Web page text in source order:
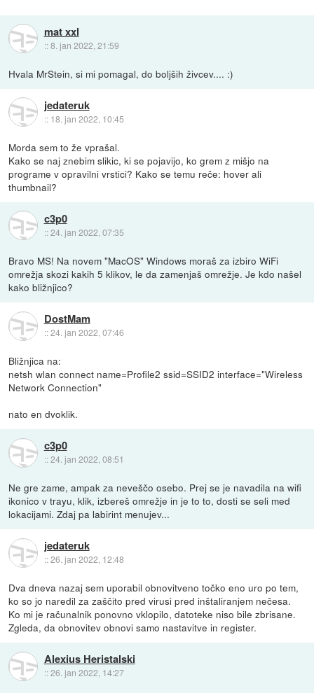
mat xxl
::8. jan 2022, 21:59
Hvala MrStein, si mi pomagal, do boljših živcev.... :)
jedateruk
:: 18. jan 2022, 10:45
Morda sem to že vprašal.
Kako se naj znebim slikic, ki se pojavijo, ko grem z mišjo na
programe v opravilni vrstici? Kako se temu reče: hover ali
thumbnail?
c3p0
::24. jan 2022, 07:35
Bravo MS! Na novem "MacOS" Windows moraš za izbiro WiFi
omrežja skozi kakih 5 klikov, le da zamenjaš omrežje. Je kdo našel
kako bližnjico?
DostMam
::24. jan 2022, 07:46
Bližnjica na:
netsh wlan connect name=Profile2 ssid=SSID2 interface="Wireless
Network Connection"
nato en dvoklik.
c3p0
::24. jan 2022, 08:51
Ne gre zame, ampak za neveščo osebo. Prej se je navadila na wifi
ikonico v trayu, klik, izbereš omrežje in je to to, dosti se seli med
lokacijami. Zdaj pa labirint menujev...
jedateruk
::26. jan 2022, 12:48
Dva dneva nazaj sem uporabil obnovitveno točko eno uro po tem,
ko so jo naredil za zaščito pred virusi pred inštaliranjem nečesa.
Ko mi je računalnik ponovno vklopilo, datoteke niso bile zbrisane.
Zgleda, da obnovitev obnovi samo nastavitve in register.
Alexius Heristalski
::26. jan 2022, 14:27